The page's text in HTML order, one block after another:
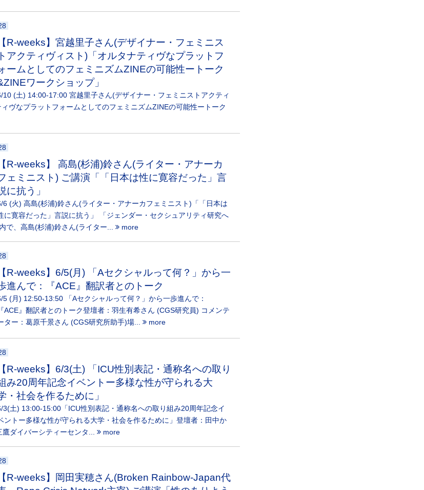
【R-weeks】宮越里子さん(デザイナー・フェミニス
トアクティヴィスト)「オルタナティヴなプラットフ
ームとしてのフェミニズムZINEの可能性ートーク
ワークショップ」
10 (土) 14:00-17:00 宮越里子さん(デザイナー・フェミニストアクティ
ヴなプラットフォームとしてのフェミニズムZINEの可能性ートーク
【R-weeks】 高島(杉浦)鈴さん(ライター・アナーカ
ェミニスト) ご講演「「日本は性に寛容だった」言
に抗う」
6 (火) 高島(杉浦)鈴さん(ライター・アナーカフェミニスト)「「日本は
に寛容だった」言説に抗う」 「ジェンダー・セクシュアリティ研究へ
で、高島(杉浦)鈴さん(ライター...
more
【R-weeks】6/5(月) 「Aセクシャルって何？」から一
進んで：『ACE』翻訳者とのトーク
5 (月) 12:50-13:50 「Aセクシャルって何？」から一歩進んで：
『ACE』翻訳者とのトーク登壇者：羽生有希さん (CGS研究員) コメンテ
ター：葛原千景さん (CGS研究所助手)場...
more
【R-weeks】6/3(土) 「ICU性別表記・通称名への取り
み20周年記念イベントー多様な性が守られる大
・社会を作るために」
3(土) 13:00-15:00「ICU性別表記・通称名への取り組み20周年記念イ
ントー多様な性が守られる大学・社会を作るために」登壇者：田中か
ダイバーシティーセンタ...
more
【R-weeks】岡田実穂さん(Broken Rainbow-Japan代